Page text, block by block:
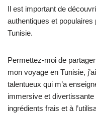
Il est important de
authentiques et
Tunisie.
Permettez-moi de
mon voyage en Tunisie,
talentueux qui m’a
immersive et divertissante
ingrédients frais et à